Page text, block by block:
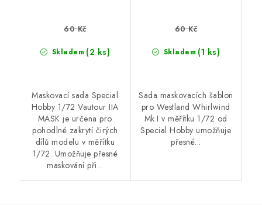
Skladem (2 ks)
60 Kč
Maskovací sada Special
Hobby 1/72 Vautour IIA
MASK je určena pro
pohodlné zakrytí čirých
dílů modelu v měřítku
1/72. Umožňuje přesné
maskování při...
Skladem (1 ks)
60 Kč
Sada maskovacích šablon
pro Westland Whirlwind
Mk.I v měřítku 1/72 od
Special Hobby umožňuje
přesné...